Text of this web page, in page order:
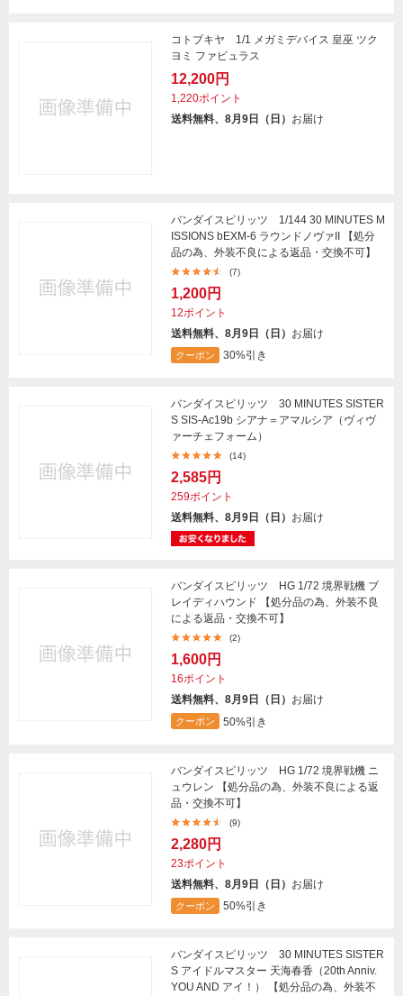
コトブキヤ 1/1 メガミデバイス 皇巫 ツク
ヨミ ファビュラス
12,200円
1,220ポイント
送料無料、8月9日（日） お届け
バンダイスピリッツ 1/144 30 MINUTES M
ISSIONS bEXM-6 ラウンドノヴァII 【処分
品の為、外装不良による返品・交換不可】
(7)
1,200円
12ポイント
送料無料、8月9日（日） お届け
クーポン 30%引き
バンダイスピリッツ 30 MINUTES SISTER
S SIS-Ac19b シアナ＝アマルシア（ヴィヴ
ァーチェフォーム）
(14)
2,585円
259ポイント
送料無料、8月9日（日） お届け
バンダイスピリッツ HG 1/72 境界戦機 ブ
レイディハウンド 【処分品の為、外装不良
による返品・交換不可】
(2)
1,600円
16ポイント
送料無料、8月9日（日） お届け
クーポン 50%引き
バンダイスピリッツ HG 1/72 境界戦機 ニ
ュウレン 【処分品の為、外装不良による返
品・交換不可】
(9)
2,280円
23ポイント
送料無料、8月9日（日） お届け
クーポン 50%引き
バンダイスピリッツ 30 MINUTES SISTER
S アイドルマスター 天海春香（20th Anniv.
YOU AND アイ！） 【処分品の為、外装不